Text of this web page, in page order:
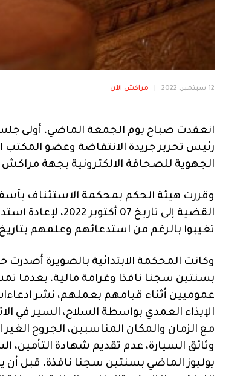
12 سبتمبر، 2022 مراكش الآن
انعقدت صباح يوم الجمعة الماضي، أولى
رئيس تحرير جريدة الانتفاضة وعضو المكتب
الجهوية للصحافة الالكترونية بجهة مراكش
وقررت هيئة الحكم بمحكمة الاستئناف
القضية إلى تاريخ
تغيبوا بالرغم من استدعائهم وعلمهم
وكانت المحكمة الابتدائية بالصويرة
بسنتين سجنا نافذا وغرامة مالية، بعدما
عموميين أثناء قيامهم بعملهم، نشر
الإيذاء العمدي بواسطة السلاح، السير في
مع الزمان والمكان المناسبين، الجروح
وثائق السيارة، عدم تقديم شهادة التأمين،
يوليوز الماضي بسنتين سجنا نافذة، قبل أن